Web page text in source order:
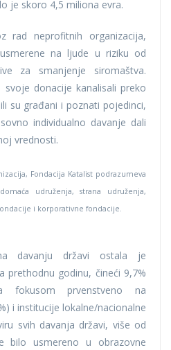
je skoro 4,5 miliona evra.
rad neprofitnih organizacija,
na ljude u riziku od
za smanjenje siromaštva.
donacije kanalisali preko
su građani i poznati pojedinci,
individualno davanje dali
vrednosti.
Fondacija Katalist podrazumeva
udruženja, strana udruženja,
i korporativne fondacije.
davanju državi ostala je
prethodnu godinu, čineći 9,7%
fokusom prvenstveno na
i institucije lokalne/nacionalne
svih davanja državi, više od
bilo usmereno u obrazovne